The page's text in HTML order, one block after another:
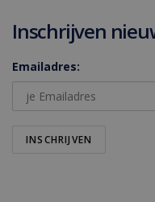
Inschrijven
Emailadres: